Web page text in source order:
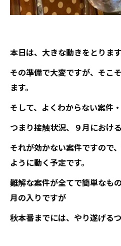
本日は、大きな動きをとります
その準備で大変ですが、そこ
ます。
そして、よくわからない案件
つまり接触状況、９月におけ
それが効かない案件ですので
ように動く予定です。
難解な案件が全てで簡単なも
月の入りですが
秋本番までには、やり遂げるつ